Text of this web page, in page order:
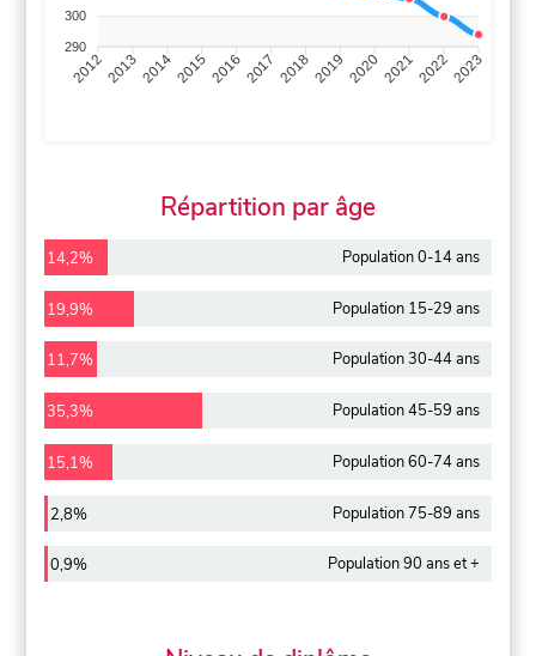
300
290
201220132014201520162017 20182019 2020202120222023
Répartition par âge
14,2% Population 0-14 ans
19,9% Population 15-29 ans
11,7% Population 30-44 ans
35,3% Population 45-59 ans
15,1% Population 60-74 ans
2,8% Population 75-89 ans
0,9% Population 90 ans et +